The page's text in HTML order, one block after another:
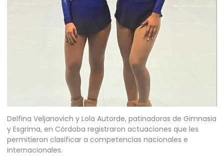
Delfina Veljanovich y Lola Autorde, patinadoras de Gimnasia
y Esgrima, en Córdoba registraron actuaciones que les
permitieron clasificar a competencias nacionales e
internacionales.